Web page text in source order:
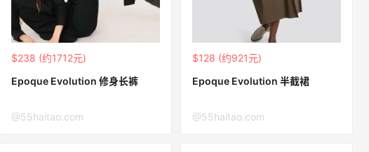
$238 (约1712元)
Epoque Evolution 修身长裤
@55haitao.com
$128 (约921元)
Epoque Evolution 半截裙
@55haitao.com
Belly Bandit
4%返利
42人获得返利
TIMEBEAM (US)